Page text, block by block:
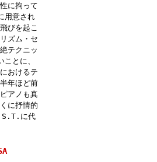
に拘って
用意され
びを起こ
ズム・セ
テクニッ
とに、
おけるテ
年ほど前
アノも真
に抒情的
に代